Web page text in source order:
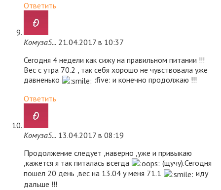
Ответить
Комуза5... 21.04.2017 в 10:37
Сегодня 4 недели как сижу на правильном питании !!!
Вес с утра 70.2 , так себя хорошо не чувствовала уже
давненько
:five: и конечно продолжаю !!!
Ответить
Комуза5... 13.04.2017 в 08:19
Продолжение следует ,наверно ,уже и привыкаю
,кажется я так питалась всегда
(щучу).Сегодня
пошел 20 день ,вес на 13.04 у меня 71.1
иду
дальше !!!